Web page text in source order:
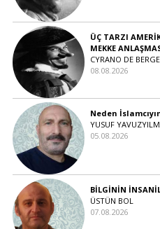
ÜÇ TARZI
MEKKE
CYRANO DE
08.08.2026
Neden
YUSUF
05.08.2026
BİLGİNİN
ÜSTÜN BOL
07.08.2026